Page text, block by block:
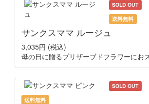
SOLD OUT
送料無料
サンクスママ ルージュ
3,035円 (税込)
母の日に贈るプリザーブドフラワーにお
SOLD OUT
送料無料